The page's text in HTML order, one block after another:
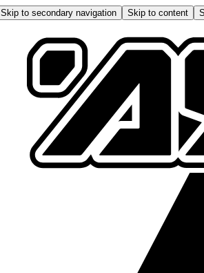
Skip to secondary navigation Skip to content